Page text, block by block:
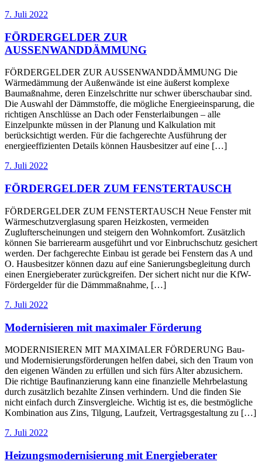
7. Juli 2022
FÖRDERGELDER ZUR
AUSSENWANDDÄMMUNG
FÖRDERGELDER ZUR AUSSENWANDDÄMMUNG Die
Wärmedämmung der Außenwände ist eine äußerst komplexe
Baumaßnahme, deren Einzelschritte nur schwer überschaubar sind.
Die Auswahl der Dämmstoffe, die mögliche Energieeinsparung, die
richtigen Anschlüsse an Dach oder Fensterlaibungen – alle
Einzelpunkte müssen in der Planung und Kalkulation mit
berücksichtigt werden. Für die fachgerechte Ausführung der
energieeffizienten Details können Hausbesitzer auf eine […]
7. Juli 2022
FÖRDERGELDER ZUM FENSTERTAUSCH
FÖRDERGELDER ZUM FENSTERTAUSCH Neue Fenster mit
Wärmeschutzverglasung sparen Heizkosten, vermeiden
Zuglufterscheinungen und steigern den Wohnkomfort. Zusätzlich
können Sie barrierearm ausgeführt und vor Einbruchschutz gesichert
werden. Der fachgerechte Einbau ist gerade bei Fenstern das A und
O. Hausbesitzer können dazu auf eine Sanierungsbegleitung durch
einen Energieberater zurückgreifen. Der sichert nicht nur die KfW-
Fördergelder für die Dämmmaßnahme, […]
7. Juli 2022
Modernisieren mit maximaler Förderung
MODERNISIEREN MIT MAXIMALER FÖRDERUNG Bau-
und Modernisierungsförderungen helfen dabei, sich den Traum von
den eigenen Wänden zu erfüllen und sich fürs Alter abzusichern.
Die richtige Baufinanzierung kann eine finanzielle Mehrbelastung
durch zusätzlich bezahlte Zinsen verhindern. Und die finden Sie
nicht einfach durch Zinsvergleiche. Wichtig ist es, die bestmögliche
Kombination aus Zins, Tilgung, Laufzeit, Vertragsgestaltung zu […]
7. Juli 2022
Heizungsmodernisierung mit Energieberater